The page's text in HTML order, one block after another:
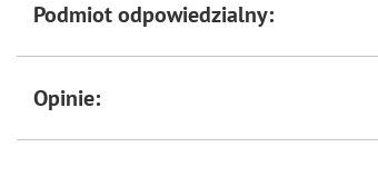
Podmiot odpowiedzialny:
Opinie: